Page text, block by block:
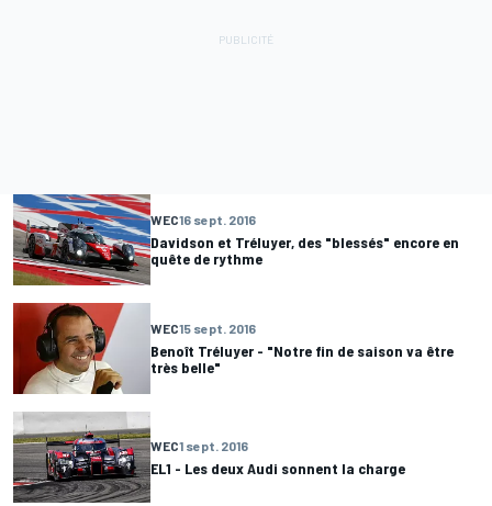
WEC16 sept. 2016
Davidson et Tréluyer, des "blessés" encore en
quête de rythme
WEC15 sept. 2016
Benoît Tréluyer - "Notre fin de saison va être
très belle"
WEC1 sept. 2016
EL1 - Les deux Audi sonnent la charge